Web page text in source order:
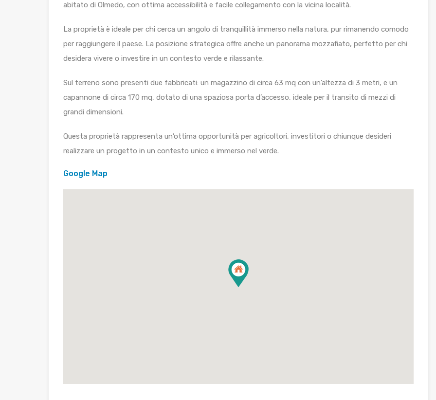
abitato di Olmedo, con ottima accessibilità e facile collegamento con la vicina località.
La proprietà è ideale per chi cerca un angolo di tranquillità immerso nella natura, pur rimanendo comodo
per raggiungere il paese. La posizione strategica offre anche un panorama mozzafiato, perfetto per chi
desidera vivere o investire in un contesto verde e rilassante.
Sul terreno sono presenti due fabbricati: un magazzino di circa 63 mq con un’altezza di 3 metri, e un
capannone di circa 170 mq, dotato di una spaziosa porta d’accesso, ideale per il transito di mezzi di
grandi dimensioni.
Questa proprietà rappresenta un’ottima opportunità per agricoltori, investitori o chiunque desideri
realizzare un progetto in un contesto unico e immerso nel verde.
Google Map